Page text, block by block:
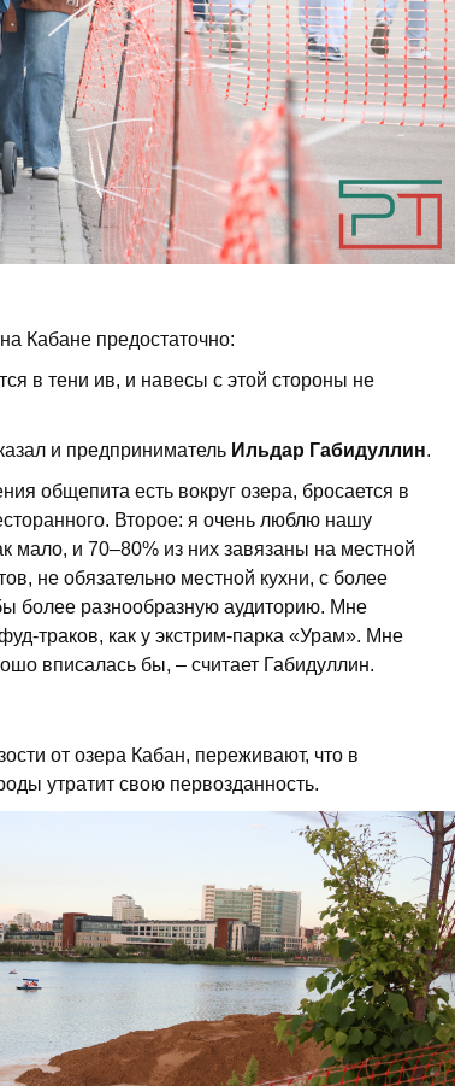
Кабане предостаточно:
в тени ив, и навесы с этой стороны не
и предприниматель Ильдар Габидуллин.
общепита есть вокруг озера, бросается в
Второе: я очень люблю нашу
мало, и 70–80% из них завязаны на местной
не обязательно местной кухни, с более
более разнообразную аудиторию. Мне
траков, как у экстрим-парка «Урам». Мне
вписалась бы, – считает Габидуллин.
от озера Кабан, переживают, что в
утратит свою первозданность.